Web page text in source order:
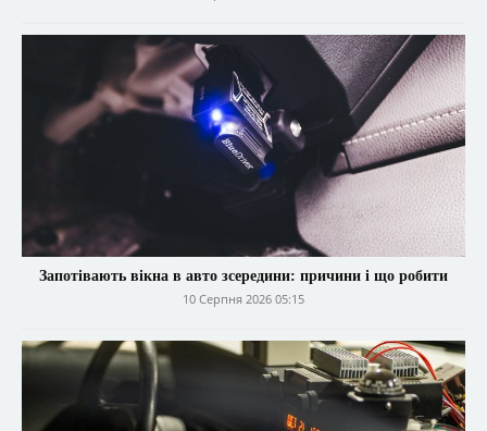
Запотівають вікна в авто зсередини: причини і що робити
10 Серпня 2026 05:15